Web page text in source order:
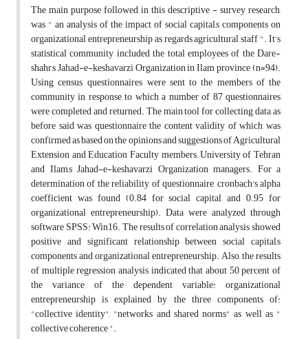
The main purpose followed in this descriptive - survey research,
was " an analysis of the impact of social capital,s components on
organizational entrepreneurship as regards agricultural staff ". It's
statistical community included the total employees of the Dare-
shahr,s Jahad-e-keshavarzi Organization in Ilam province (n=94).
Using census, questionnaires were sent to the members of the
community in response to which a number of 87 questionnaires
were completed and returned. The main tool for collecting data as
before said was questionnaire the content validity of which was
confirmed as based on the opinions and suggestions of Agricultural
Extension and Education Faculty members, University of Tehran
and Ilam,s Jahad-e-keshavarzi Organization managers. For a
determination of the reliability of questionnaire, cronbach's alpha
coefficient was found (0.84 for social capital and 0.95 for
organizational entrepreneurship). Data were analyzed through
software SPSS: Win16. The results of correlation analysis showed
positive and significant relationship between social capital,s
components and organizational entrepreneurship. Also, the results
of multiple regression analysis indicated that about 50 percent of
the variance of the dependent variable: organizational
entrepreneurship is explained by the three components of:
"collective identity", "networks and shared norms" as well as "
collective coherence ".